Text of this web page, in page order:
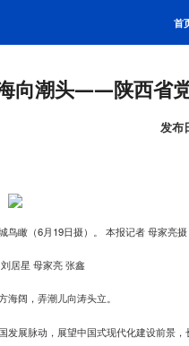
首
向潮头——陕西省
发布
鸟瞰（6月19日摄）。 本报记者 母家亮摄
居星 母家亮 张鑫
海阔，弄潮儿向涛头立。
发展脉动，展望中国式现代化建设前景，